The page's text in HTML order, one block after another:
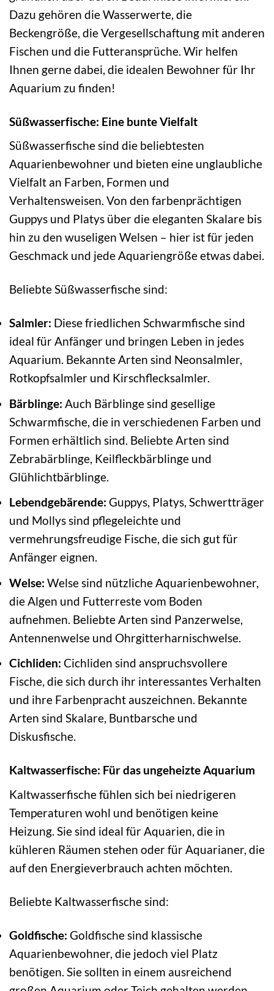
Dazu gehören die Wasserwerte, die
Beckengröße, die Vergesellschaftung mit anderen
Fischen und die Futteransprüche. Wir helfen
Ihnen gerne dabei, die idealen Bewohner für Ihr
Aquarium zu finden!
Süßwasserfische: Eine bunte Vielfalt
Süßwasserfische sind die beliebtesten
Aquarienbewohner und bieten eine unglaubliche
Vielfalt an Farben, Formen und
Verhaltensweisen. Von den farbenprächtigen
Guppys und Platys über die eleganten Skalare bis
hin zu den wuseligen Welsen – hier ist für jeden
Geschmack und jede Aquariengröße etwas dabei.
Beliebte Süßwasserfische sind:
Salmler: Diese friedlichen Schwarmfische sind
ideal für Anfänger und bringen Leben in jedes
Aquarium. Bekannte Arten sind Neonsalmler,
Rotkopfsalmler und Kirschflecksalmler.
Bärblinge: Auch Bärblinge sind gesellige
Schwarmfische, die in verschiedenen Farben und
Formen erhältlich sind. Beliebte Arten sind
Zebrabärblinge, Keilfleckbärblinge und
Glühlichtbärblinge.
Lebendgebärende: Guppys, Platys, Schwertträger
und Mollys sind pflegeleichte und
vermehrungsfreudige Fische, die sich gut für
Anfänger eignen.
Welse: Welse sind nützliche Aquarienbewohner,
die Algen und Futterreste vom Boden
aufnehmen. Beliebte Arten sind Panzerwelse,
Antennenwelse und Ohrgitterharnischwelse.
Cichliden: Cichliden sind anspruchsvollere
Fische, die sich durch ihr interessantes Verhalten
und ihre Farbenpracht auszeichnen. Bekannte
Arten sind Skalare, Buntbarsche und
Diskusfische.
Kaltwasserfische: Für das ungeheizte Aquarium
Kaltwasserfische fühlen sich bei niedrigeren
Temperaturen wohl und benötigen keine
Heizung. Sie sind ideal für Aquarien, die in
kühleren Räumen stehen oder für Aquarianer, die
auf den Energieverbrauch achten möchten.
Beliebte Kaltwasserfische sind:
Goldfische: Goldfische sind klassische
Aquarienbewohner, die jedoch viel Platz
benötigen. Sie sollten in einem ausreichend